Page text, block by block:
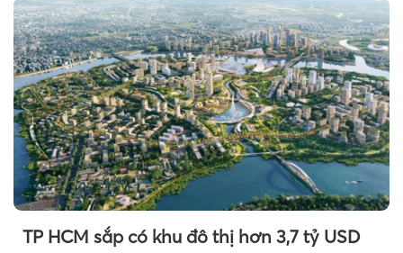
TP HCM sắp có khu đô thị hơn 3,7 tỷ USD